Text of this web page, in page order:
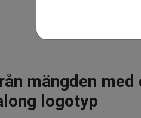
mängden
logotyp